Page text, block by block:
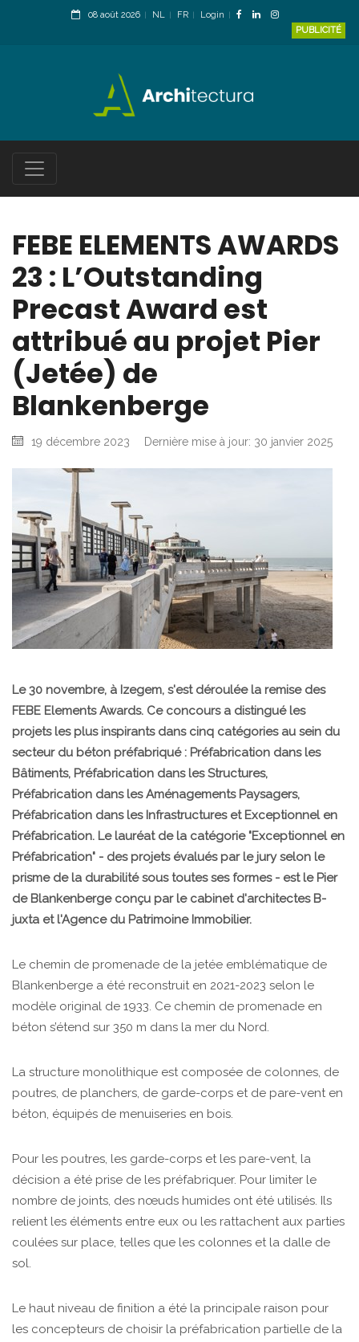
08 août 2026 NL FR
Login
PUBLICITÉ
FEBE ELEMENTS AWARDS
23 : L’Outstanding
Precast Award est
attribué au projet Pier
(Jetée) de
Blankenberge
19 décembre 2023 Dernière mise à jour: 30 janvier 2025
Le 30 novembre, à Izegem, s'est déroulée la remise des
FEBE Elements Awards. Ce concours a distingué les
projets les plus inspirants dans cinq catégories au sein du
secteur du béton préfabriqué : Préfabrication dans les
Bâtiments, Préfabrication dans les Structures,
Préfabrication dans les Aménagements Paysagers,
Préfabrication dans les Infrastructures et Exceptionnel en
Préfabrication. Le lauréat de la catégorie "Exceptionnel en
Préfabrication" - des projets évalués par le jury selon le
prisme de la durabilité sous toutes ses formes - est le Pier
de Blankenberge conçu par le cabinet d'architectes B-
juxta et l'Agence du Patrimoine Immobilier.
Le chemin de promenade de la jetée emblématique de
Blankenberge a été reconstruit en 2021-2023 selon le
modèle original de 1933. Ce chemin de promenade en
béton s’étend sur 350 m dans la mer du Nord.
La structure monolithique est composée de colonnes, de
poutres, de planchers, de garde-corps et de pare-vent en
béton, équipés de menuiseries en bois.
Pour les poutres, les garde-corps et les pare-vent, la
décision a été prise de les préfabriquer. Pour limiter le
nombre de joints, des nœuds humides ont été utilisés. Ils
relient les éléments entre eux ou les rattachent aux parties
coulées sur place, telles que les colonnes et la dalle de
sol.
Le haut niveau de finition a été la principale raison pour
les concepteurs de choisir la préfabrication partielle de la